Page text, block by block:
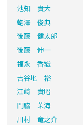
池知 貴大
蛯澤 俊典
後藤 健太郎
後藤 伸一
福永 香織
吉谷地 裕
江﨑 貴昭
門脇 茉海
川村 竜之介